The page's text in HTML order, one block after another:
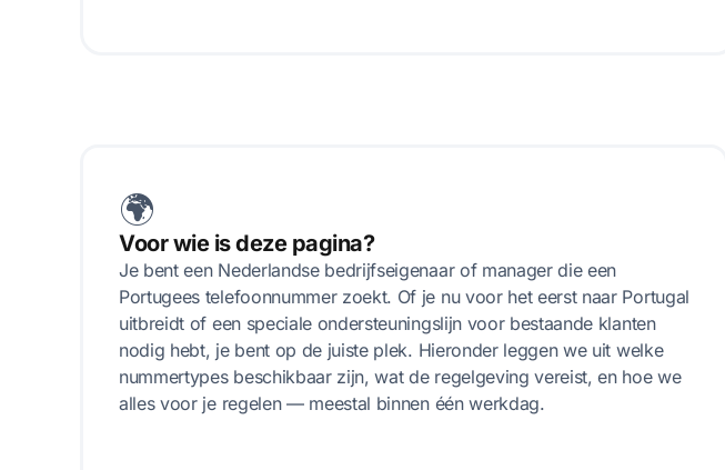
🌍
Voor wie is deze pagina?
Je bent een Nederlandse bedrijfseigenaar of manager die een
Portugees telefoonnummer zoekt. Of je nu voor het eerst naar Portugal
uitbreidt of een speciale ondersteuningslijn voor bestaande klanten
nodig hebt, je bent op de juiste plek. Hieronder leggen we uit welke
nummertypes beschikbaar zijn, wat de regelgeving vereist, en hoe we
alles voor je regelen — meestal binnen één werkdag.